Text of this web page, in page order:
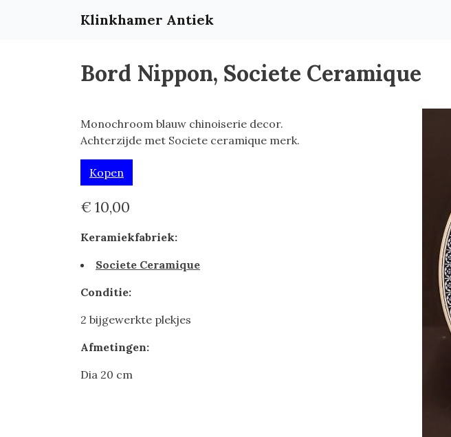
Klinkhamer Antiek
Bord Nippon, Societe Ceramique
Monochroom blauw chinoiserie decor.
Achterzijde met Societe ceramique merk.
Kopen
€ 10,00
Keramiekfabriek:
Societe Ceramique
Conditie:
2 bijgewerkte plekjes
Afmetingen:
Dia 20 cm